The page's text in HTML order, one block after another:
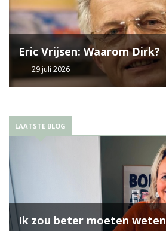
Eric Vrijsen: Waarom Dirk?
29 juli 2026
LAATSTE BLOG
Ik zou beter moeten weten